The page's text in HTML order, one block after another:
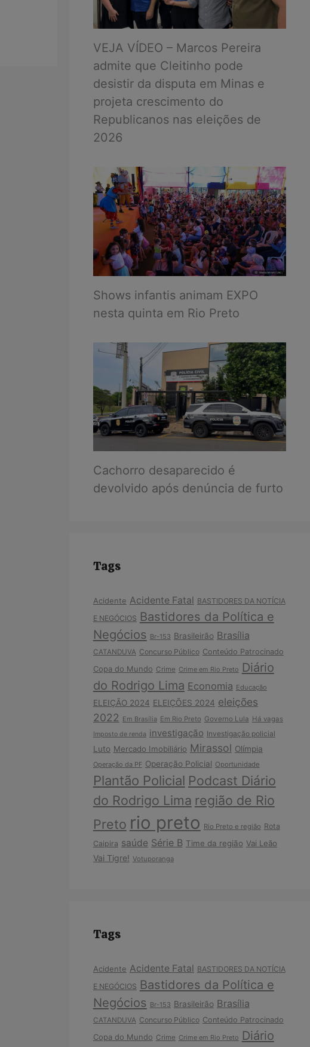
VEJA VÍDEO – Marcos Pereira
admite que Cleitinho pode
desistir da disputa em Minas e
projeta crescimento do
Republicanos nas eleições de
2026
Shows infantis animam EXPO
nesta quinta em Rio Preto
Cachorro desaparecido é
devolvido após denúncia de furto
Tags
Acidente Acidente Fatal BASTIDORES DA NOTÍCIA
E NEGÓCIOS Bastidores da Política e
Negócios Br-153 Brasileirão Brasília
CATANDUVA Concurso Público Conteúdo Patrocinado
Copa do Mundo Crime Crime em Rio Preto Diário
do Rodrigo Lima Economia Educação
ELEIÇÃO 2024 ELEIÇÕES 2024 eleições
2022 Em Brasília Em Rio Preto Governo Lula Há vagas
Imposto de renda investigação Investigação policial
Luto Mercado Imobiliário Mirassol Olímpia
Operação da PF Operação Policial Oportunidade
Plantão Policial Podcast Diário
do Rodrigo Lima região de Rio
Preto rio preto Rio Preto e região Rota
Caipira saúde Série B Time da região Vai Leão
Vai Tigre! Votuporanga
Tags
Acidente Acidente Fatal BASTIDORES DA NOTÍCIA
E NEGÓCIOS Bastidores da Política e
Negócios Br-153 Brasileirão Brasília
CATANDUVA Concurso Público Conteúdo Patrocinado
Copa do Mundo Crime Crime em Rio Preto Diário